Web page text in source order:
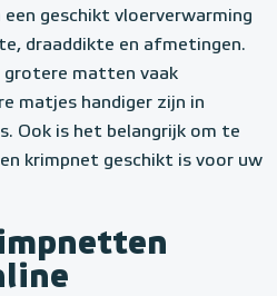
geschikt vloerverwarming
draaddikte en afmetingen.
matten vaak
matjes handiger zijn in
Ook is het belangrijk om te
krimpnet geschikt is voor uw